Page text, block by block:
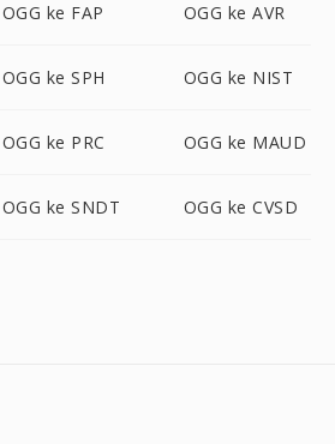
OGG ke FAP OGG ke AVR
OGG ke SPH OGG ke NIST
OGG ke PRC OGG ke MAUD
OGG ke SNDT OGG ke CVSD